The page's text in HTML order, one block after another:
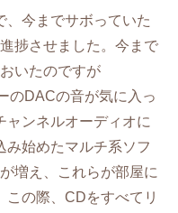
、今までサボっていた
捗させました。今まで
いたのですが
のDACの音が気に入っ
ャンネルオーディオに
み始めたマルチ系ソフ
増え、これらが部屋に
この際、CDをすべてリ